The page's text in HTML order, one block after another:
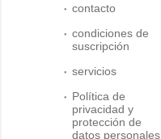
contacto
condiciones de
suscripción
servicios
Política de
privacidad y
protección de
datos personales